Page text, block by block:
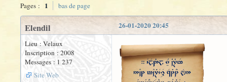
Pages : 1 bas de page
26-01-2020 20:45
Elendil
Lieu : Velaux
Inscription : 2008
Messages : 1 237
Site Web